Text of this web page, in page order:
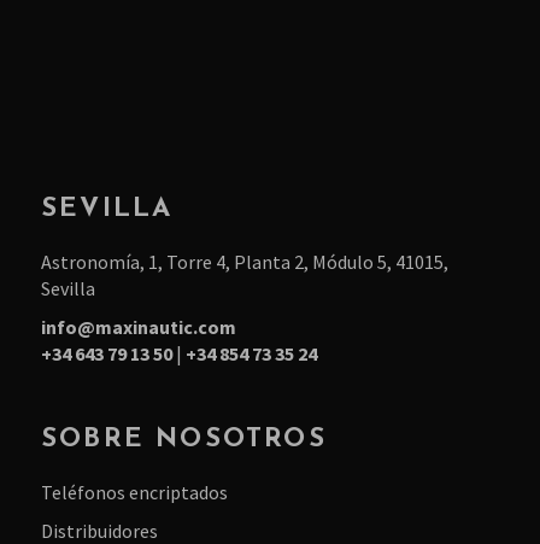
SEVILLA
Astronomía, 1, Torre 4, Planta 2, Módulo 5, 41015,
Sevilla
info@maxinautic.com
+34 643 79 13 50| +34 854 73 35 24
SOBRE NOSOTROS
Teléfonos encriptados
Distribuidores